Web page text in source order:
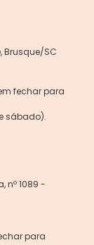
Brusque/SC
fechar para
sábado).
nº 1089 -
para